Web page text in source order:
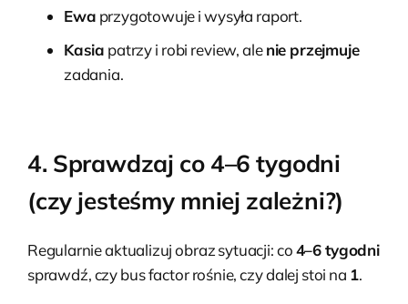
Ewa przygotowuje i wysyła raport.
Kasia patrzy i robi review, alenie przejmuje
zadania.
4. Sprawdzaj co 4–6 tygodni
(czy jesteśmy mniej zależni?)
Regularnie aktualizuj obraz sytuacji: co4–6 tygodni
sprawdź, czy bus factor rośnie, czy dalej stoi na 1.